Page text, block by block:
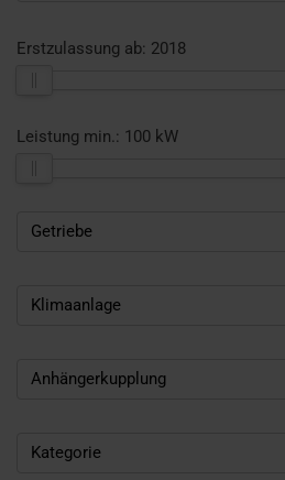
Erstzulassung ab: 2018
Leistung min.: 100 kW
Getriebe
Klimaanlage
Anhängerkupplung
Kategorie